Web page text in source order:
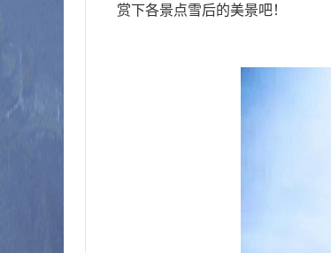
赏下各景点雪后的美景吧！